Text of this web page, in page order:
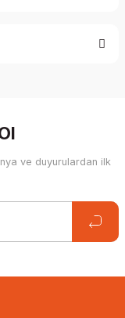
ve duyurulardan ilk